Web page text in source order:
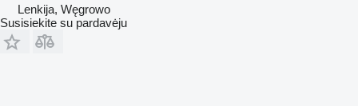
Lenkija, Węgrowo
Susisiekite su pardavėju